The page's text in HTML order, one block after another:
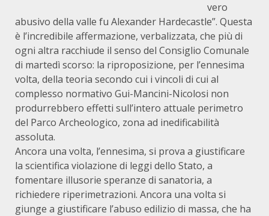
vero
abusivo della valle fu Alexander Hardecastle”. Questa
è l’incredibile affermazione, verbalizzata, che più di
ogni altra racchiude il senso del Consiglio Comunale
di martedì scorso: la riproposizione, per l’ennesima
volta, della teoria secondo cui i vincoli di cui al
complesso normativo Gui-Mancini-Nicolosi non
produrrebbero effetti sull’intero attuale perimetro
del Parco Archeologico, zona ad inedificabilità
assoluta.
Ancora una volta, l’ennesima, si prova a giustificare
la scientifica violazione di leggi dello Stato, a
fomentare illusorie speranze di sanatoria, a
richiedere riperimetrazioni. Ancora una volta si
giunge a giustificare l’abuso edilizio di massa, che ha